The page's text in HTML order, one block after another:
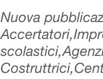
Nuova